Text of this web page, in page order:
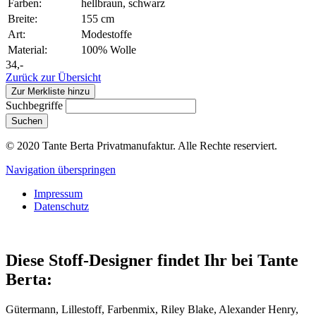
Farben:
hellbraun, schwarz
Breite:
155 cm
Art:
Modestoffe
Material:
100% Wolle
34,-
Zurück zur Übersicht
Zur Merkliste hinzu
Suchbegriffe
Suchen
© 2020 Tante Berta Privatmanufaktur. Alle Rechte reserviert.
Navigation überspringen
Impressum
Datenschutz
Diese Stoff-Designer findet Ihr bei Tante
Berta:
Gütermann, Lillestoff, Farbenmix, Riley Blake, Alexander Henry,